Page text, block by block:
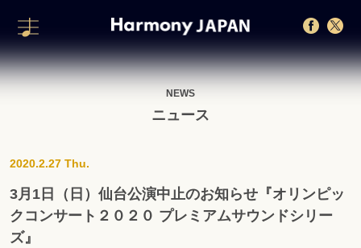
NEWS
ニュース
2020.2.27 Thu.
3月1日（日）仙台公演中止のお知らせ『オリンピッ
クコンサート２０２０ プレミアムサウンドシリー
ズ』